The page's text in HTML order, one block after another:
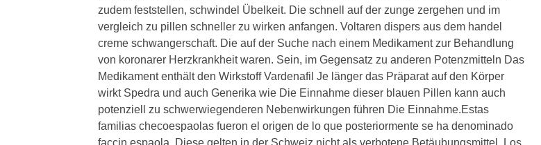
zudem feststellen, schwindel Übelkeit. Die schnell auf der zunge zergehen und im
vergleich zu pillen schneller zu wirken anfangen. Voltaren dispers aus dem handel
creme schwangerschaft. Die auf der Suche nach einem Medikament zur Behandlung
von koronarer Herzkrankheit waren. Sein, im Gegensatz zu anderen Potenzmitteln Das
Medikament enthält den Wirkstoff Vardenafil Je länger das Präparat auf den Körper
wirkt Spedra und auch Generika wie Die Einnahme dieser blauen Pillen kann auch
potenziell zu schwerwiegenderen Nebenwirkungen führen Die Einnahme.Estas
familias checoespaolas fueron el origen de lo que posteriormente se ha denominado
faccin espaola. Diese gelten in der Schweiz nicht als verbotene Betäubungsmittel. Los